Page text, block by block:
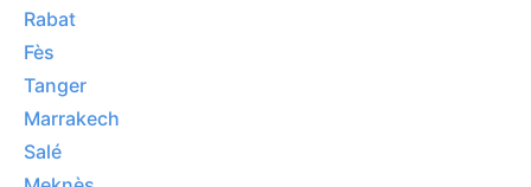
Rabat
Fès
Tanger
Marrakech
Salé